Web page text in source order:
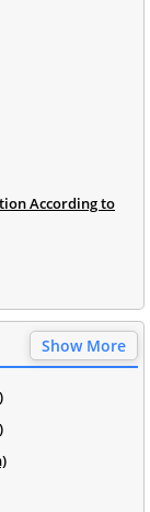
According to
Show More